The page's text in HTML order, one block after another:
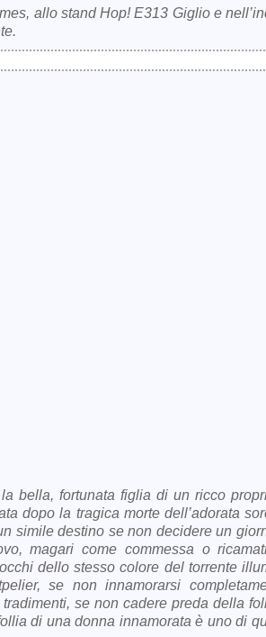
allo stand Hop! E313 Giglio e
bella, fortunata figlia di un ricco
dopo la tragica morte dell’adorata
simile destino se non decidere un
magari come commessa o
dello stesso colore del torrente
se non innamorarsi
se non cadere preda della
di una donna innamorata è uno di